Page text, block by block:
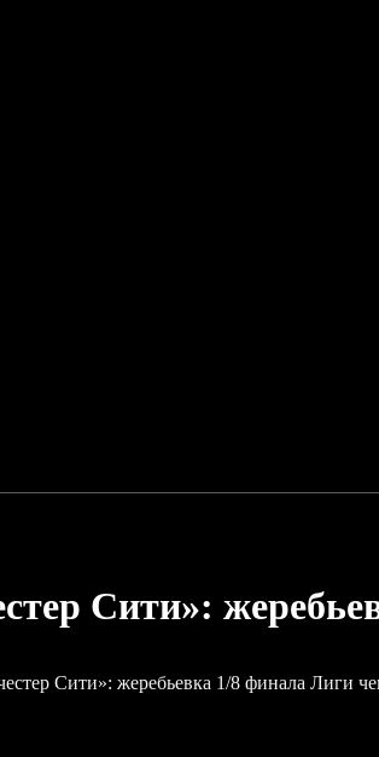
Сити»:
Сити»: жеребьевка 1/8 финала Лиги